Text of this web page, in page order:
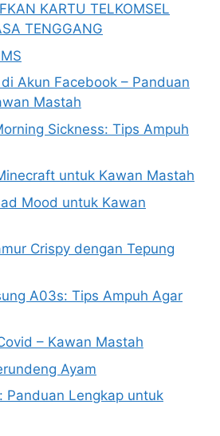
KARTU TELKOMSEL
TENGGANG
Akun Facebook – Panduan
Mastah
Sickness: Tips Ampuh
untuk Kawan Mastah
Mood untuk Kawan
Crispy dengan Tepung
A03s: Tips Ampuh Agar
– Kawan Mastah
Ayam
Panduan Lengkap untuk